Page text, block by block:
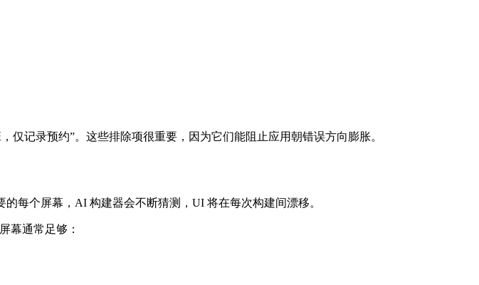
记录预约”。这些排除项很重要，因为它们能阻止应用朝错误方向膨胀。
每个屏幕，AI 构建器会不断猜测，UI 将在每次构建间漂移。
幕通常足够：